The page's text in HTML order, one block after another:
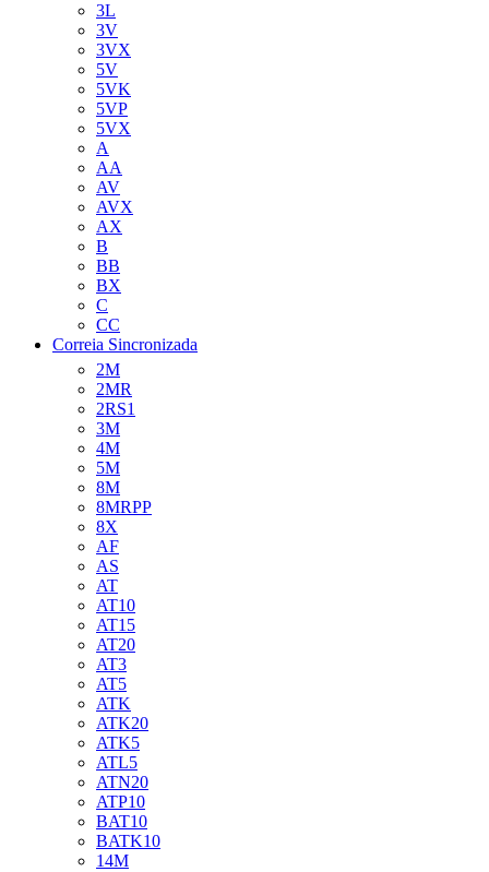
3L
3V
3VX
5V
5VK
5VP
5VX
A
AA
AV
AVX
AX
B
BB
BX
C
CC
Correia Sincronizada
2M
2MR
2RS1
3M
4M
5M
8M
8MRPP
8X
AF
AS
AT
AT10
AT15
AT20
AT3
AT5
ATK
ATK20
ATK5
ATL5
ATN20
ATP10
BAT10
BATK10
14M